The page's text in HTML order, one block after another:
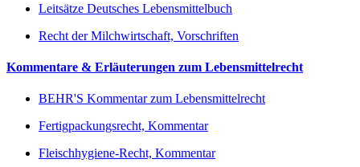
Leitsätze Deutsches Lebensmittelbuch
Recht der Milchwirtschaft, Vorschriften
Kommentare & Erläuterungen zum Lebensmittelrecht
BEHR'S Kommentar zum Lebensmittelrecht
Fertigpackungsrecht, Kommentar
Fleischhygiene-Recht, Kommentar